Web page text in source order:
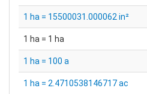
1 ha = 15500031.000062 in²
1 ha = 1 ha
1 ha = 100 a
1 ha = 2.4710538146717 ac